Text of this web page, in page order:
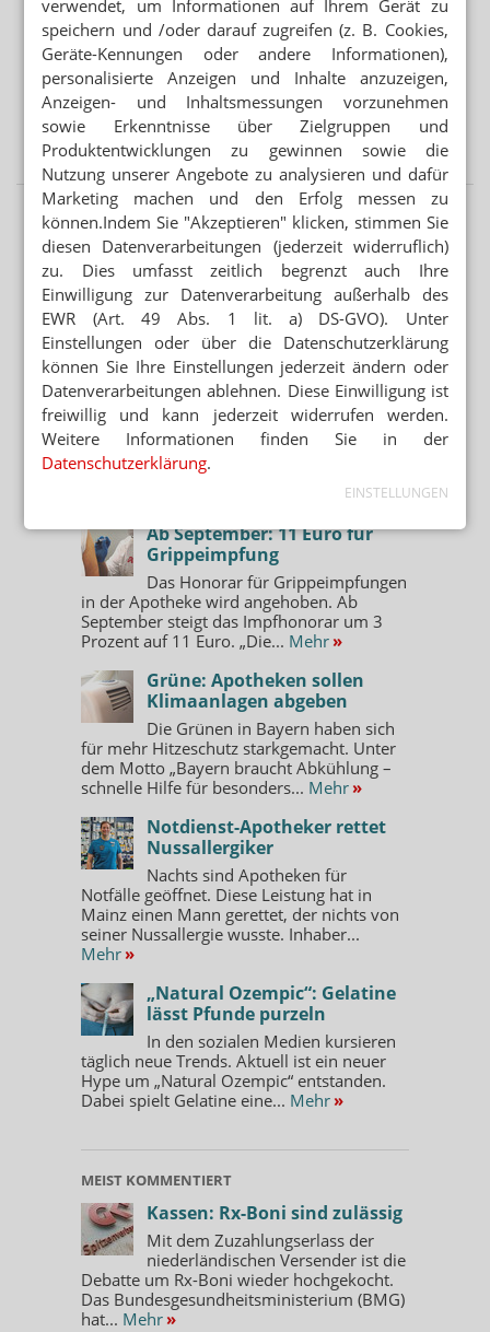
verwendet, um Informationen auf Ihrem Gerät zu
speichern und /oder darauf zugreifen (z. B. Cookies,
Geräte-Kennungen oder andere Informationen),
personalisierte Anzeigen und Inhalte anzuzeigen,
Anzeigen- und Inhaltsmessungen vorzunehmen
sowie Erkenntnisse über Zielgruppen und
Produktentwicklungen zu gewinnen sowie die
Nutzung unserer Angebote zu analysieren und dafür
Marketing machen und den Erfolg messen zu
können.Indem Sie "Akzeptieren" klicken, stimmen Sie
diesen Datenverarbeitungen (jederzeit widerruflich)
zu. Dies umfasst zeitlich begrenzt auch Ihre
Einwilligung zur Datenverarbeitung außerhalb des
EWR (Art. 49 Abs. 1 lit. a) DS-GVO). Unter
Einstellungen oder über die Datenschutzerklärung
können Sie Ihre Einstellungen jederzeit ändern oder
Datenverarbeitungen ablehnen. Diese Einwilligung ist
freiwillig und kann jederzeit widerrufen werden.
Weitere Informationen finden Sie in der
Datenschutzerklärung.
EINSTELLUNGEN
Der Vorsitzende Richter betonte auch, dass es zusätzlich
zur Einstufungsfrage noch die Aufmachung gebe. Wenn
diese angepasst worden wäre, hätte es keine
Beanstandung mehr gegeben. Damit wäre ein genereller
Vertriebsstopp verhindert worden. In der Verhandlung
seien „viele spannende Rechtsfragen“ gefallen und es
gehe um viel Geld. Deshalb würden die Argumente
nochmals geprüft und Ende Juni entschieden.
OTC Freiwahl
GENERIKAKONZERNE
Neuer Deutschlandchef für Hexal
AUSSICHTEN NOCH NIE „HELLER“ GEWESEN
Retatrutid: Lillys nächster großer Abnehm-
Hoffnungsträger
KOMMENTAR
KOMMENTAR
Cannabis: Warken hinterlässt
Chaos
Es hatte sich abgezeichnet, doch am Ende
ging beim Ausschluss von Cannabis aus der
Erstattung alles sehr schnell: Über Nacht
standen Patientinnen und...Mehr»
Alle Kommentare lesen
Ab September: 11 Euro für
Grippeimpfung
Das Honorar für Grippeimpfungen
in der Apotheke wird angehoben. Ab
September steigt das Impfhonorar um 3
Prozent auf 11 Euro. „Die... Mehr »
Grüne: Apotheken sollen
Klimaanlagen abgeben
Die Grünen in Bayern haben sich
für mehr Hitzeschutz starkgemacht. Unter
dem Motto „Bayern braucht Abkühlung –
schnelle Hilfe für besonders... Mehr »
Notdienst-Apotheker rettet
Nussallergiker
Nachts sind Apotheken für
Notfälle geöffnet. Diese Leistung hat in
Mainz einen Mann gerettet, der nichts von
seiner Nussallergie wusste. Inhaber...
Mehr »
„Natural Ozempic“: Gelatine
lässt Pfunde purzeln
In den sozialen Medien kursieren
täglich neue Trends. Aktuell ist ein neuer
Hype um „Natural Ozempic“ entstanden.
Dabei spielt Gelatine eine... Mehr »
MEIST KOMMENTIERT
Kassen: Rx-Boni sind zulässig
Mit dem Zuzahlungserlass der
niederländischen Versender ist die
Debatte um Rx-Boni wieder hochgekocht.
Das Bundesgesundheitsministerium (BMG)
hat... Mehr »